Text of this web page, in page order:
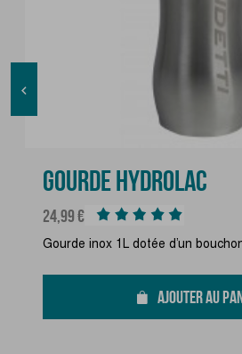

GOURDE HYDROLAC
Prix
24,99 €
Gourde inox 1L dotée d’un
AJOUTER AU